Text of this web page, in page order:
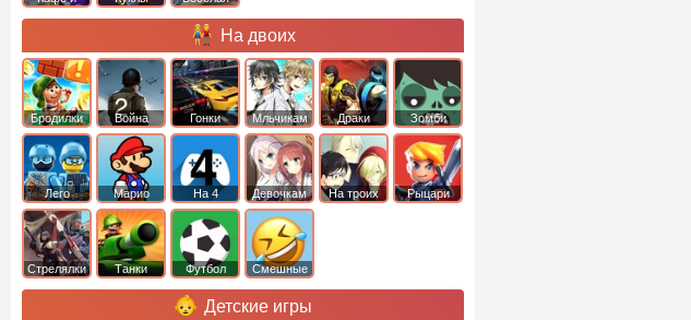
На двоих
Бродилки Война Гонки Мльчикам Драки Зомби
Лего Марио На 4 Девочкам На троих Рыцари
Стрелялки Танки Футбол Смешные
Детские игры